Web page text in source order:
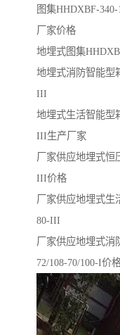
图集HHDXBF-
厂家价格
地埋式图集
地埋式消防智能型
III
地埋式生活智能型
III生产厂家
厂家供应地埋式恒
III价格
厂家供应地埋式生
80-III
厂家供应地埋式消
72/108-70/100-I价